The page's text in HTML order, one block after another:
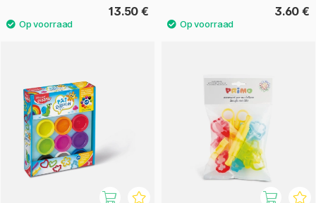
13.50 € 3.60 €